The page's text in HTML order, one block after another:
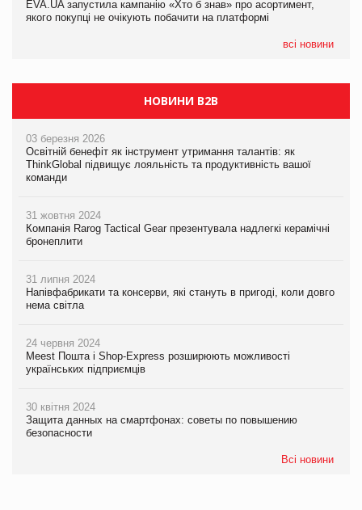
EVA.UA запустила кампанію «Хто б знав» про асортимент,
якого покупці не очікують побачити на платформі
всі новини
05.08.2026
Мережа супермаркетів VARUS купує мережу магазинів
НОВИНИ B2B
03 березня 2026
Освітній бенефіт як інструмент утримання талантів: як
ThinkGlobal підвищує лояльність та продуктивність вашої
команди
31 жовтня 2024
Компанія Rarog Tactical Gear презентувала надлегкі керамічні
бронеплити
31 липня 2024
Напівфабрикати та консерви, які стануть в пригоді, коли довго
нема світла
24 червня 2024
Meest Пошта і Shop-Express розширюють можливості
українських підприємців
30 квітня 2024
Защита данных на смартфонах: советы по повышению
безопасности
Всі новини